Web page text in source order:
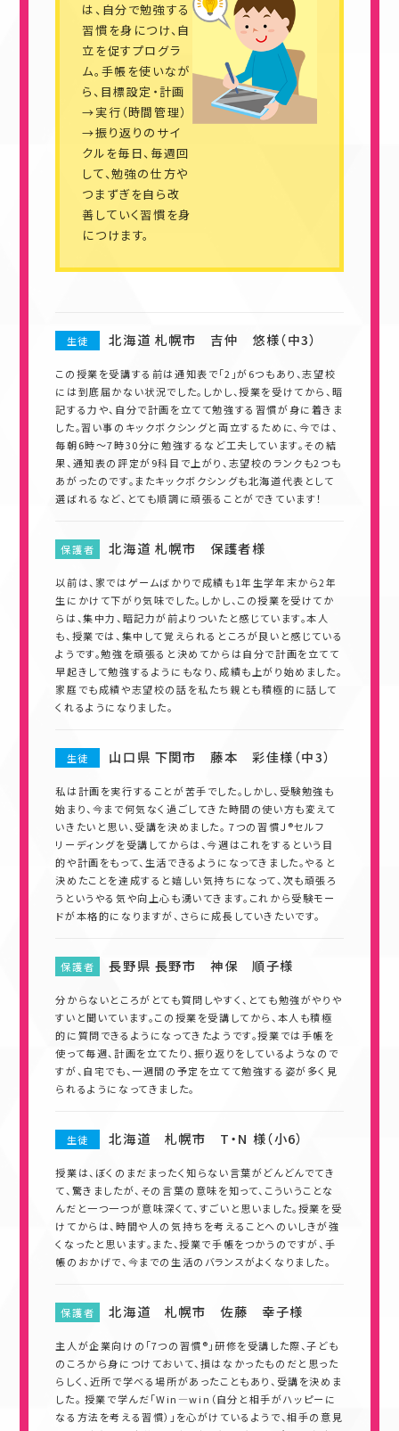
は、自分で勉強する
習慣を身につけ、自
立を促すプログラ
ム。手帳を使いなが
ら、目標設定・計画
→実行（時間管理）
→振り返りのサイ
クルを毎日、毎週回
して、勉強の仕方や
つまずぎを自ら改
善していく習慣を身
につけます。
生徒 北海道 札幌市 吉仲 悠様（中3）
この授業を受講する前は通知表で「2」が6つもあり、志望校
には到底届かない状況でした。しかし、授業を受けてから、暗
記する力や、自分で計画を立てて勉強する習慣が身に着きま
した。習い事のキックボクシングと両立するために、今では、
毎朝6時～7時30分に勉強するなど工夫しています。その結
果、通知表の評定が9科目で上がり、志望校のランクも2つも
あがったのです。またキックボクシングも北海道代表として
選ばれるなど、とても順調に頑張ることができています！
保護者 北海道 札幌市 保護者様
以前は、家ではゲームばかりで成績も1年生学年末から2年
生にかけて下がり気味でした。しかし、この授業を受けてか
らは、集中力、暗記力が前よりついたと感じています。本人
も、授業では、集中して覚えられるところが良いと感じている
ようです。勉強を頑張ると決めてからは自分で計画を立てて
早起きして勉強するようにもなり、成績も上がり始めました。
家庭でも成績や志望校の話を私たち親とも積極的に話して
くれるようになりました。
生徒 山口県 下関市 藤本 彩佳様（中3）
私は計画を実行することが苦手でした。しかし、受験勉強も
始まり、今まで何気なく過ごしてきた時間の使い方も変えて
いきたいと思い、受講を決めました。 7つの習慣Ｊ®セルフ
リーディングを受講してからは、今週はこれをするという目
的や計画をもって、生活できるようになってきました。やると
決めたことを達成すると嬉しい気持ちになって、次も頑張ろ
うというやる気や向上心も湧いてきます。これから受験モー
ドが本格的になりますが、さらに成長していきたいです。
保護者 長野県 長野市 神保 順子様
分からないところがとても質問しやすく、とても勉強がやりや
すいと聞いています。この授業を受講してから、本人も積極
的に質問できるようになってきたようです。授業では手帳を
使って毎週、計画を立てたり、振り返りをしているようなので
すが、自宅でも、一週間の予定を立てて勉強する姿が多く見
られるようになってきました。
生徒 北海道 札幌市 T・N 様（小6）
授業は、ぼくのまだまったく知らない言葉がどんどんでてき
て、驚きましたが、その言葉の意味を知って、こういうことな
んだと一つ一つが意味深くて、すごいと思いました。授業を受
けてからは、時間や人の気持ちを考えることへのいしきが強
くなったと思います。また、授業で手帳をつかうのですが、手
帳のおかげで、今までの生活のバランスがよくなりました。
保護者 北海道 札幌市 佐藤 幸子様
主人が企業向けの「7つの習慣®」研修を受講した際、子ども
のころから身につけておいて、損はなかったものだと思った
らしく、近所で学べる場所があったこともあり、受講を決めま
した。 授業で学んだ「Win―win（自分と相手がハッピーに
なる方法を考える習慣）」を心がけているようで、相手の意見